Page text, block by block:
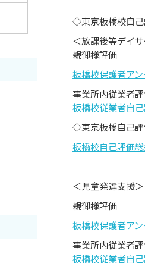
◇東京板橋校自己
＜放課後等デイ
親御様評価
板橋校保護者アン
事業所内従業者
板橋校従業者自己
◇東京板橋自己評
板橋校自己評価総
＜児童発達支援＞
親御様評価
板橋校保護者アン
事業所内従業者
板橋校従業者自己